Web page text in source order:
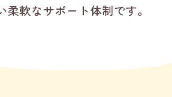
軟なサポート体制です。